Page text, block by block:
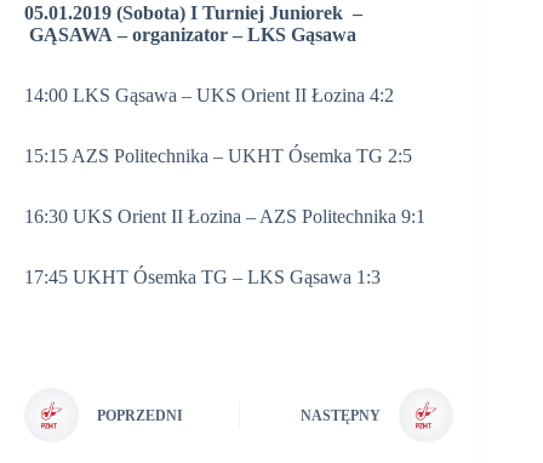
05.01.2019 (Sobota) I Turniej Juniorek –
GĄSAWA – organizator – LKS Gąsawa
14:00 LKS Gąsawa – UKS Orient II Łozina 4:2
15:15 AZS Politechnika – UKHT Ósemka TG 2:5
16:30 UKS Orient II Łozina – AZS Politechnika 9:1
17:45 UKHT Ósemka TG – LKS Gąsawa 1:3
POPRZEDNI NASTĘPNY